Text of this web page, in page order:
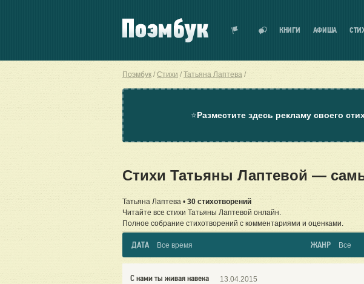
КНИГИ АФИША
Поэмбук Стихи Татьяна Лаптева
⭐Разместите здесь рекламу своего
Стихи Татьяны Лаптевой —
Татьяна Лаптева • 30 стихотворений
Читайте все стихи Татьяны Лаптевой онлайн.
Полное собрание стихотворений с комментариями и оценками.
ДАТА Все время ЖАНР Все
С нами ты живая навека 13.04.2015